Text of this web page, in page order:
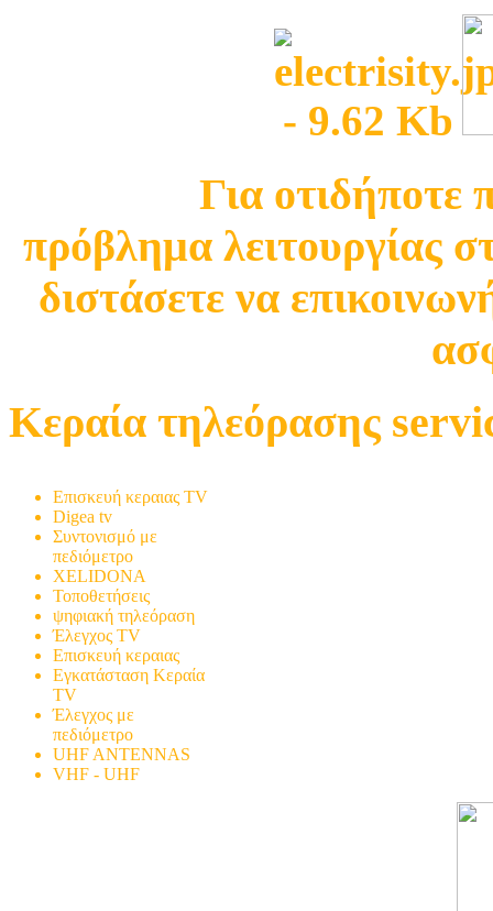
Για οτιδήποτε
πρόβλημα λειτουργίας
διστάσετε να
Κεραία τηλεόρασης
Επισκευή κεραιας TV
Digea tv
Συντονισμό με
πεδιόμετρο
XELIDONA
Τοποθετήσεις
ψηφιακή τηλεόραση
Έλεγχος TV
Επισκευή κεραιας
Εγκατάσταση Κεραία
TV
Έλεγχος με
πεδιόμετρο
UHF ANTENNAS
VHF - UHF